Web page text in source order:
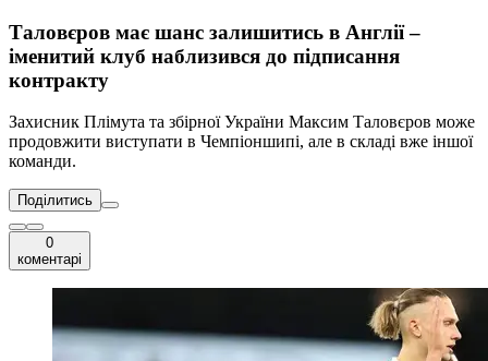
Таловєров має шанс залишитись в Англії –
іменитий клуб наблизився до підписання
контракту
Захисник Плімута та збірної України Максим Таловєров може
продовжити виступати в Чемпіоншипі, але в складі вже іншої
команди.
Поділитись
0
коментарі